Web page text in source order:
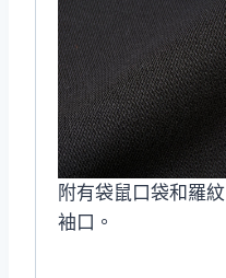
附有袋鼠口袋和羅紋
袖口。